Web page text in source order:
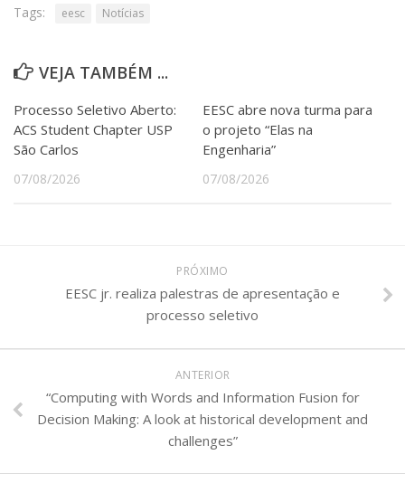
Tags: eesc Notícias
VEJA TAMBÉM ...
Processo Seletivo Aberto:
ACS Student Chapter USP
São Carlos
07/08/2026
EESC abre nova turma para
o projeto “Elas na
Engenharia”
07/08/2026
PRÓXIMO
EESC jr. realiza palestras de apresentação e
processo seletivo
ANTERIOR
“Computing with Words and Information Fusion for
Decision Making: A look at historical development and
challenges”